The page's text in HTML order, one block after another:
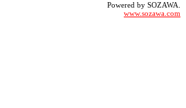
Powered by SOZAWA.
www.sozawa.com